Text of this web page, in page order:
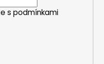
s podmínkami